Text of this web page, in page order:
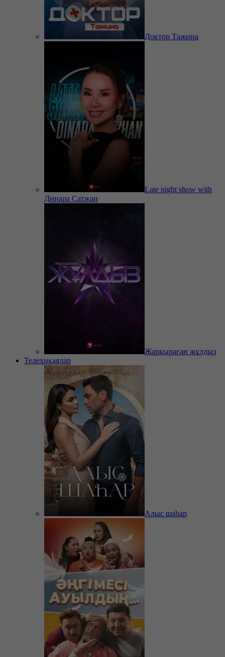
Доктор Тажина
Late night show with
Динара Сатжан
Жарқыраған жұлдыз
Телехикаялар
Алыс шаһар